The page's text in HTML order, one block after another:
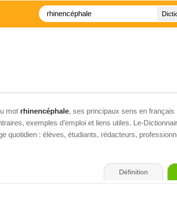
mot rhinencéphale, ses principaux sens en français
exemples d’emploi et liens utiles. Le-
quotidien : élèves, étudiants, rédacteurs,
Définition